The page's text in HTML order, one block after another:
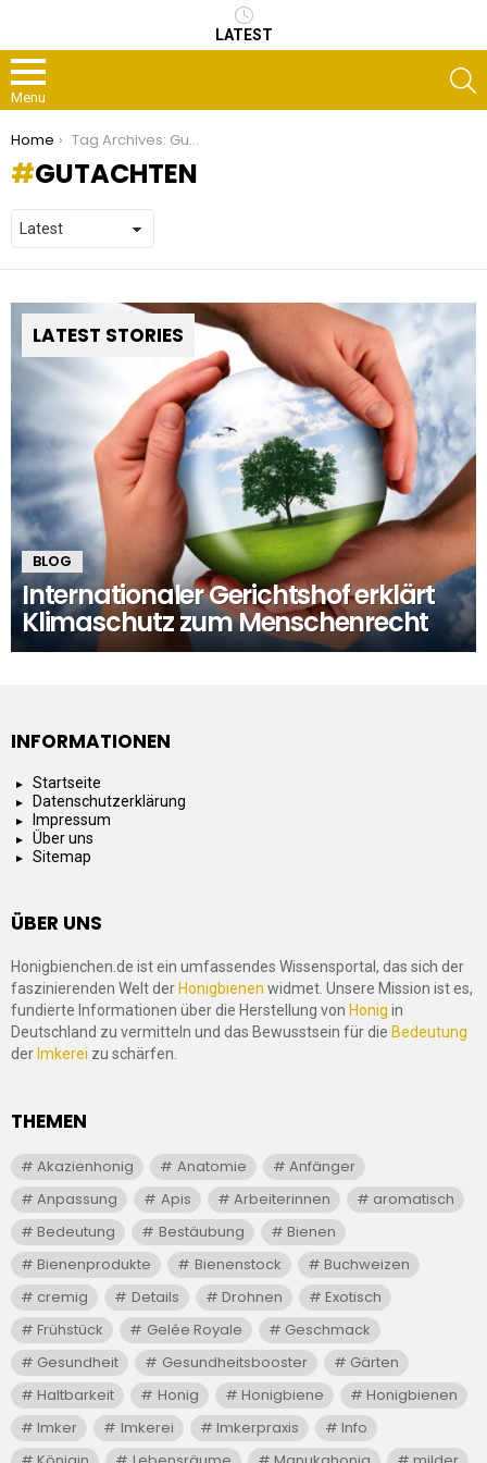
LATEST
Menu
You are here:
Home Tag Archives: Gutachten
GUTACHTEN
LATEST STORIES
BLOG
Internationaler Gerichtshof erklärt
Klimaschutz zum Menschenrecht
INFORMATIONEN
Startseite
Datenschutzerklärung
Impressum
Über uns
Sitemap
ÜBER UNS
Honigbienchen.de ist ein umfassendes Wissensportal, das sich der
faszinierenden Welt der Honigbienen widmet. Unsere Mission ist es,
fundierte Informationen über die Herstellung von Honig in
Deutschland zu vermitteln und das Bewusstsein für die Bedeutung
der Imkerei zu schärfen.
THEMEN
Akazienhonig Anatomie
Anfänger
Anpassung
Apis Arbeiterinnen
aromatisch
Bedeutung
Bestäubung
Bienen
Bienenprodukte
Bienenstock
Buchweizen
cremig
Details Drohnen
Exotisch
Frühstück
Gelée Royale
Geschmack
Gesundheit
Gesundheitsbooster
Gärten
Haltbarkeit
Honig Honigbiene
Honigbienen
Imker
Imkerei Imkerpraxis
Info